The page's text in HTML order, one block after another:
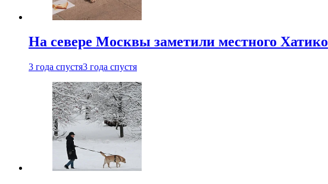
На севере Москвы заметили местного Хатико
3 года спустя3 года спустя